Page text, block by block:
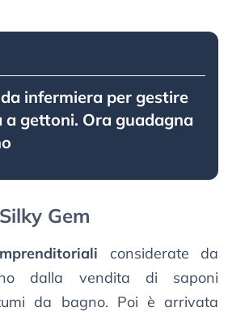
infermiera per gestire
a gettoni. Ora guadagna
Gem
considerate da
dalla vendita di saponi
da bagno. Poi è arrivata